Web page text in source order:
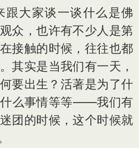
跟大家谈一谈什么是佛
众，也许有不少人是第
接触的时候，往往也都
其实是当我们有一天，
要出生？活著是为了什
么事情等等——我们有
团的时候，这个时候就